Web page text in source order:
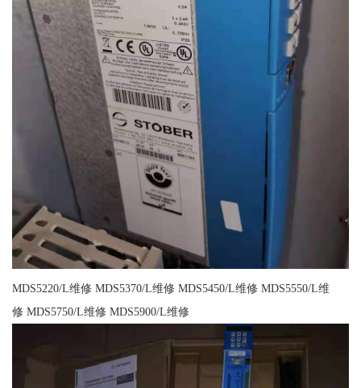
MDS5220/L维修 MDS5370/L维修 MDS5450/L维修 MDS5550/L维
修 MDS5750/L维修 MDS5900/L维修